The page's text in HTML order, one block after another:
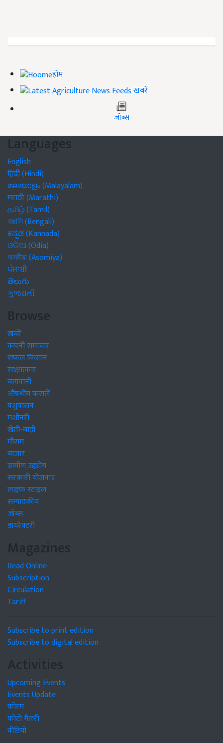
होम
ख़बरें
जॉब्स
Languages
English
हिंदी (Hindi)
മലയാളം (Malayalam)
मराठी (Marathi)
தமிழ் (Tamil)
বাঙালি (Bengali)
ಕನ್ನಡ (Kannada)
ଓଡିଆ (Odia)
অসমীয়া (Asomiya)
ਪੰਜਾਬੀ
తెలుగు
ગુજરાતી
Browse
खबरें
कंपनी समाचार
सफल किसान
साक्षात्कार
बागवानी
औषधीय फसलें
पशुपालन
मशीनरी
खेती-बाड़ी
मौसम
बाजार
ग्रामीण उद्द्योग
सरकारी योजनाएं
लाइफ स्टाइल
सम्पादकीय
जॉब्स
डायरेक्टरी
Magazines
Read Online
Subscription
Circulation
Tariff
Subscribe to print edition
Subscribe to digital edition
Activities
Upcoming Events
Events Update
फोरम
फोटो गैलरी
वीडियो